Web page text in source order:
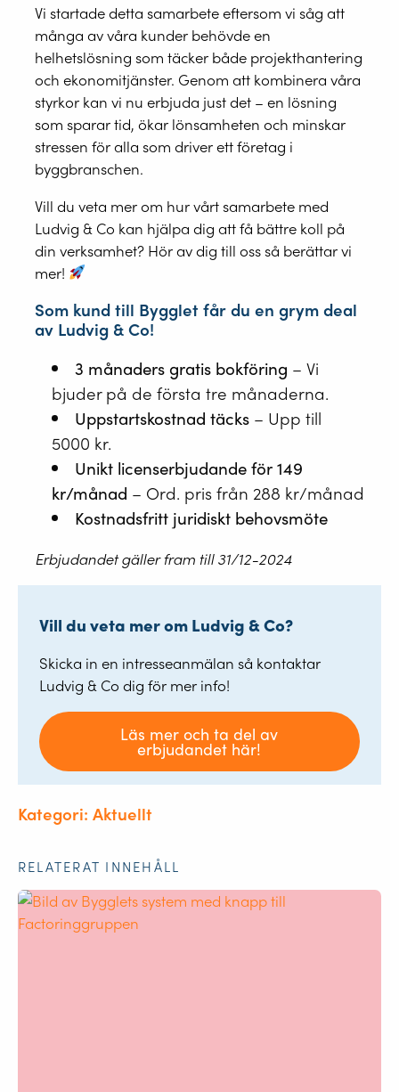
Vi startade detta samarbete eftersom vi såg att
många av våra kunder behövde en
helhetslösning som täcker både projekthantering
och ekonomitjänster. Genom att kombinera våra
styrkor kan vi nu erbjuda just det – en lösning
som sparar tid, ökar lönsamheten och minskar
stressen för alla som driver ett företag i
byggbranschen.
Vill du veta mer om hur vårt samarbete med
Ludvig & Co kan hjälpa dig att få bättre koll på
din verksamhet? Hör av dig till oss så berättar vi
mer!
Som kund till Bygglet får du en grym deal
av Ludvig & Co!
3 månaders gratis bokföring – Vi
bjuder på de första tre månaderna.
Uppstartskostnad täcks – Upp till
5000 kr.
Unikt licenserbjudande för 149
kr/månad – Ord. pris från 288 kr/månad
Kostnadsfritt juridiskt behovsmöte
Erbjudandet gäller fram till 31/12-2024
Vill du veta mer om Ludvig & Co?
Skicka in en intresseanmälan så kontaktar
Ludvig & Co dig för mer info!
Läs mer och ta del av
erbjudandet här!
Kategori: Aktuellt
RELATERAT INNEHÅLL